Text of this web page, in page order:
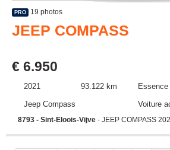
PRO 19 photos
JEEP COMPASS
€ 6.950
2021 93.122 km
Essence
Jeep Compass
Voiture
8793 - Sint-Eloois-Vijve - JEEP COMPASS